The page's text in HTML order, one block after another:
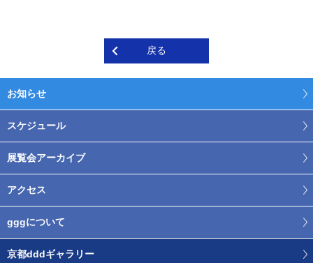
戻る
お知らせ
スケジュール
展覧会アーカイブ
アクセス
gggについて
京都dddギャラリー